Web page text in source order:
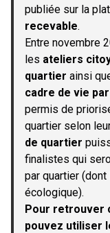
publiée sur la
recevable.
Entre novembre
les ateliers
quartier ainsi
cadre de vie
permis de
quartier selon
de quartier
finalistes qui
par quartier
écologique).
Pour retrouver
pouvez utiliser